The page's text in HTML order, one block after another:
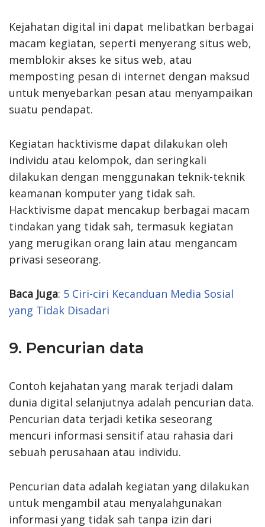
Kejahatan digital ini dapat melibatkan berbagai
macam kegiatan, seperti menyerang situs web,
memblokir akses ke situs web, atau
memposting pesan di internet dengan maksud
untuk menyebarkan pesan atau menyampaikan
suatu pendapat.
Kegiatan hacktivisme dapat dilakukan oleh
individu atau kelompok, dan seringkali
dilakukan dengan menggunakan teknik-teknik
keamanan komputer yang tidak sah.
Hacktivisme dapat mencakup berbagai macam
tindakan yang tidak sah, termasuk kegiatan
yang merugikan orang lain atau mengancam
privasi seseorang.
Baca Juga: 5 Ciri-ciri Kecanduan Media Sosial
yang Tidak Disadari
9. Pencurian data
Contoh kejahatan yang marak terjadi dalam
dunia digital selanjutnya adalah pencurian data.
Pencurian data terjadi ketika seseorang
mencuri informasi sensitif atau rahasia dari
sebuah perusahaan atau individu.
Pencurian data adalah kegiatan yang dilakukan
untuk mengambil atau menyalahgunakan
informasi yang tidak sah tanpa izin dari